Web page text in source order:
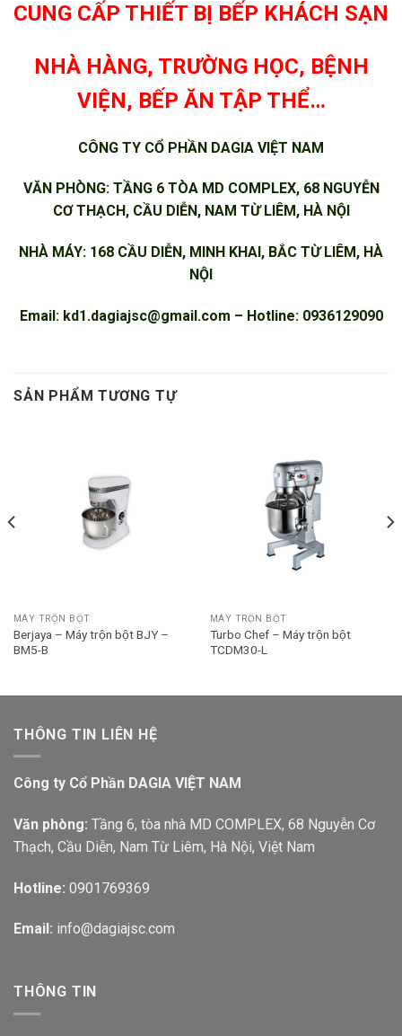
CUNG CẤP THIẾT BỊ BẾP KHÁCH SẠN
NHÀ HÀNG, TRƯỜNG HỌC, BỆNH
VIỆN, BẾP ĂN TẬP THỂ…
CÔNG TY CỔ PHẦN DAGIA VIỆT NAM
VĂN PHÒNG: TẦNG 6 TÒA MD COMPLEX, 68 NGUYỄN
CƠ THẠCH, CẦU DIỄN, NAM TỪ LIÊM, HÀ NỘI
NHÀ MÁY: 168 CẦU DIỄN, MINH KHAI, BẮC TỪ LIÊM, HÀ
NỘI
Email: kd1.dagiajsc@gmail.com – Hotline: 0936129090
SẢN PHẨM TƯƠNG TỰ
MÁY TRỘN BỘT
Berjaya – Máy trộn bột BJY –
BM5-B
MÁY TRỘN BỘT
Turbo Chef – Máy trộn bột
TCDM30-L
THÔNG TIN LIÊN HỆ
Công ty Cổ Phần DAGIA VIỆT NAM
Văn phòng: Tầng 6, tòa nhà MD COMPLEX, 68 Nguyễn Cơ
Thạch, Cầu Diễn, Nam Từ Liêm, Hà Nội, Việt Nam
Hotline: 0901769369
Email: info@dagiajsc.com
THÔNG TIN